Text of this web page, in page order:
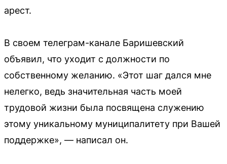
арест.
В своем телеграм-канале Баришевский
объявил, что уходит с должности по
собственному желанию. «Этот шаг дался мне
нелегко, ведь значительная часть моей
трудовой жизни была посвящена служению
этому уникальному муниципалитету при Вашей
поддержке», — написал он.